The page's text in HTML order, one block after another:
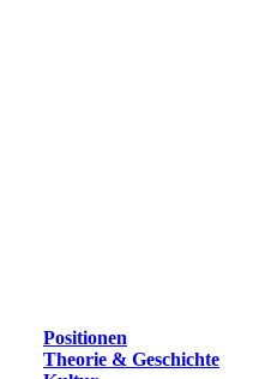
Positionen
Theorie & Geschichte